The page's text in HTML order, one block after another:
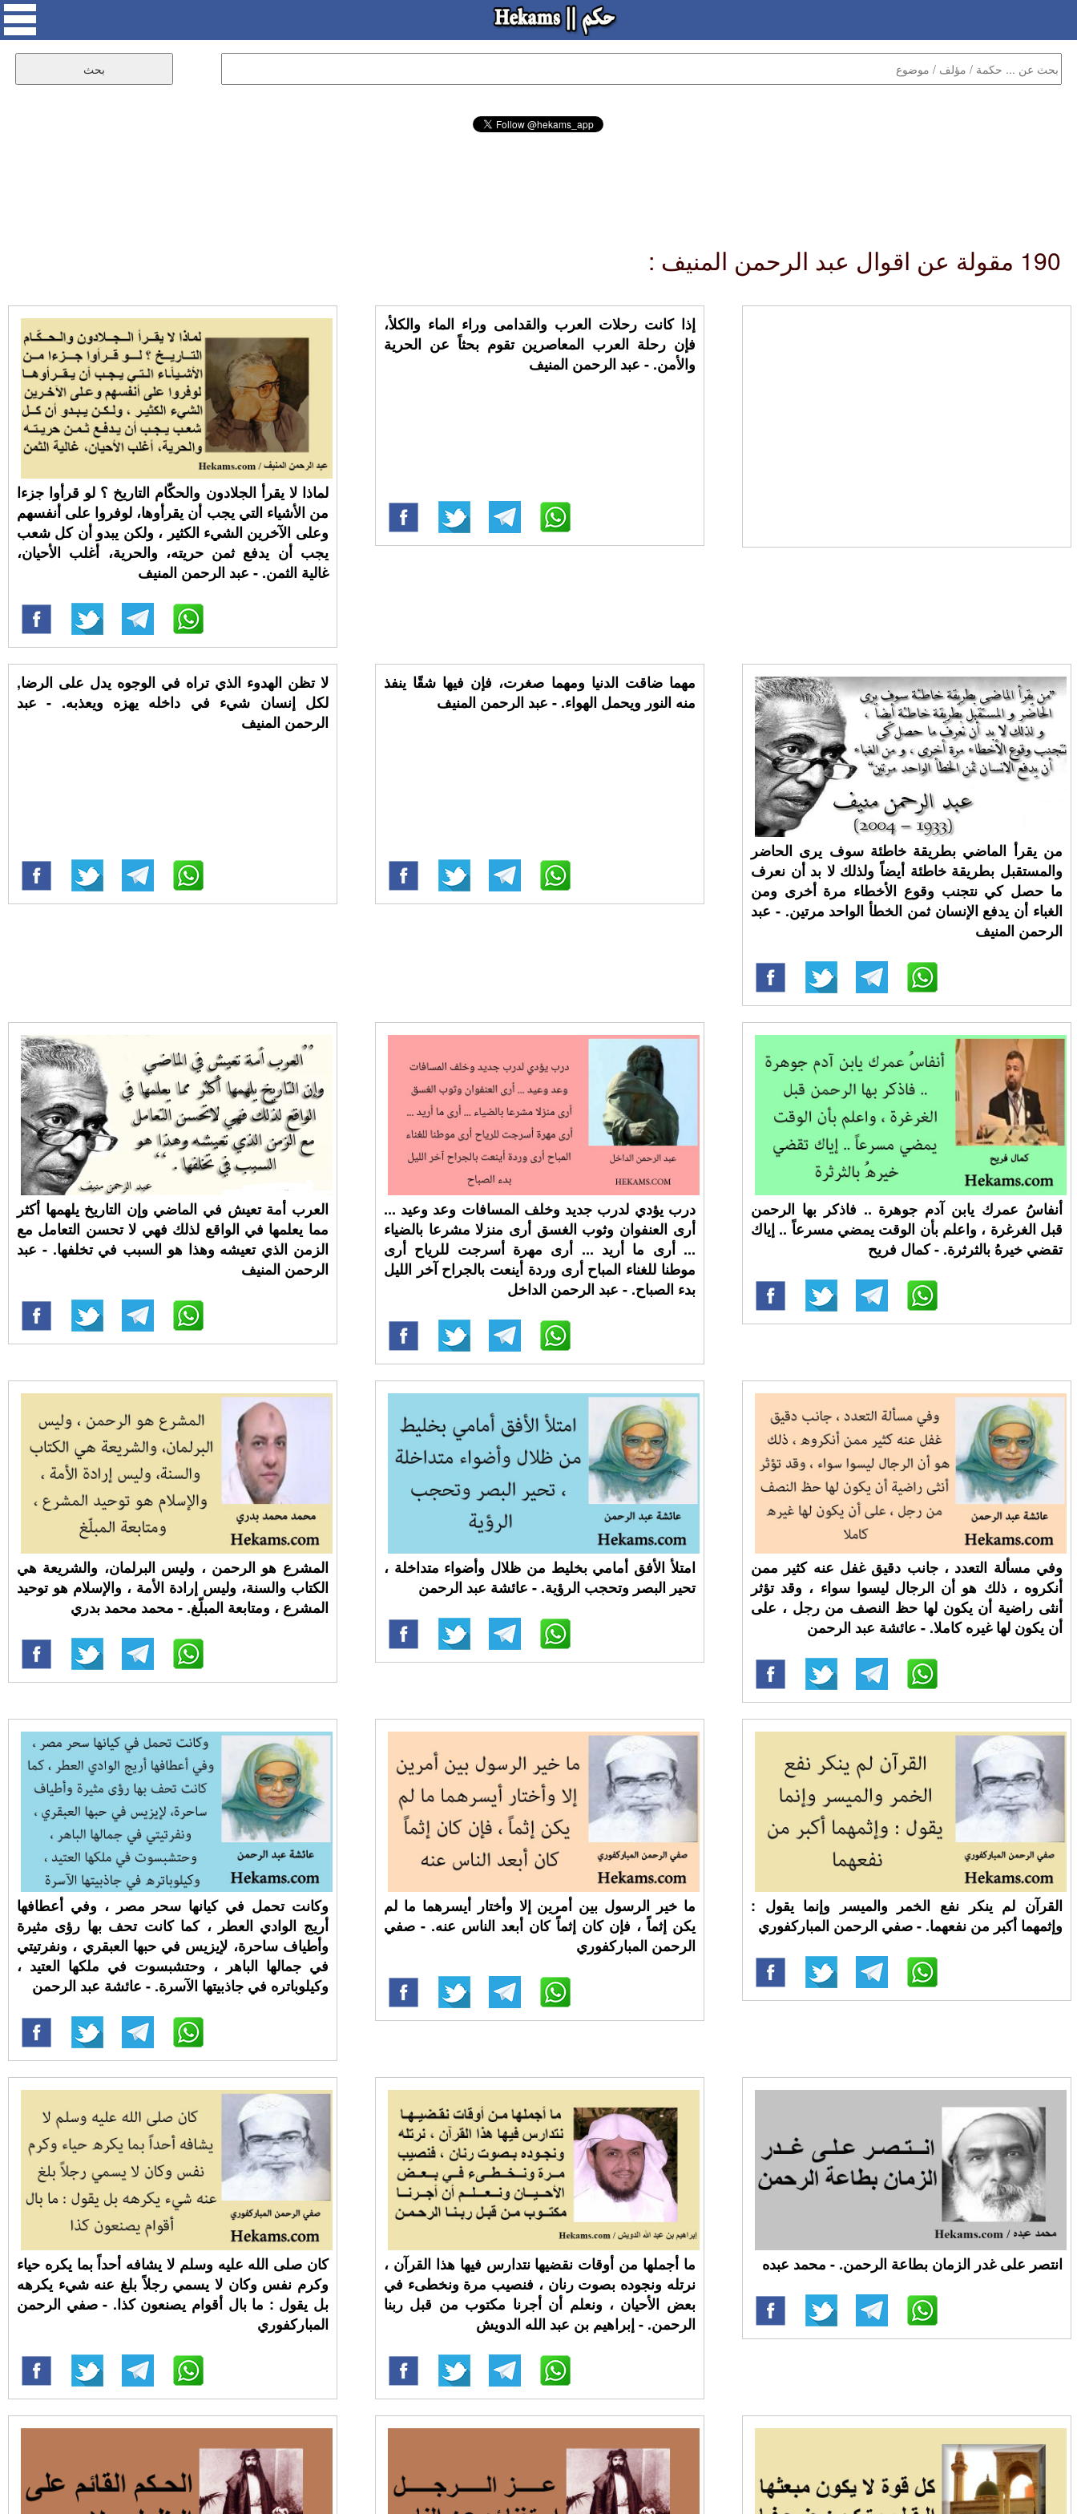
190 مقولة عن اقوال عبد الرحمن المنيف :
لماذا لا يقرأ الجلادون والحكّام التاريخ ؟ لو قرأوا جزءا
من الأشياء التي يجب أن يقرأوها، لوفروا على أنفسهم
وعلى الآخرين الشيء الكثير ، ولكن يبدو أن كل شعب
يجب أن يدفع ثمن حريته، والحرية، أغلب الأحيان،
غالية الثمن. - عبد الرحمن المنيف
إذا كانت رحلات العرب والقدامى وراء الماء والكلأ،
فإن رحلة العرب المعاصرين تقوم بحثاً عن الحرية
والأمن. - عبد الرحمن المنيف
لا تظن الهدوء الذي تراه في الوجوه يدل على الرضا,
لكل إنسان شيء في داخله يهزه ويعذبه. - عبد
الرحمن المنيف
مهما ضاقت الدنيا ومهما صغرت، فإن فيها شقًا ينفذ
منه النور ويحمل الهواء. - عبد الرحمن المنيف
من يقرأ الماضي بطريقة خاطئة سوف يرى الحاضر
والمستقبل بطريقة خاطئة أيضاً ولذلك لا بد أن نعرف
ما حصل كي نتجنب وقوع الأخطاء مرة أخرى ومن
الغباء أن يدفع الإنسان ثمن الخطأ الواحد مرتين. - عبد
الرحمن المنيف
العرب أمة تعيش في الماضي وإن التاريخ يلهمها أكثر
مما يعلمها في الواقع لذلك فهي لا تحسن التعامل مع
الزمن الذي تعيشه وهذا هو السبب في تخلفها. - عبد
الرحمن المنيف
درب يؤدي لدرب جديد وخلف المسافات وعد وعيد ...
أرى العنفوان وثوب الغسق أرى منزلا مشرعا بالضياء
... أرى ما أريد ... أرى مهرة أسرجت للرياح أرى
موطنا للغناء المباح أرى وردة أينعت بالجراح آخر الليل
بدء الصباح. - عبد الرحمن الداخل
أنفاسُ عمرك يابن آدم جوهرة .. فاذكر بها الرحمن
قبل الغرغرة ، واعلم بأن الوقت يمضي مسرعاً .. إياك
تقضي خيرهُ بالثرثرة. - كمال فريح
المشرع هو الرحمن ، وليس البرلمان، والشريعة هي
الكتاب والسنة، وليس إرادة الأمة ، والإسلام هو توحيد
المشرع ، ومتابعة المبلّغ. - محمد محمد بدري
امتلأ الأفق أمامي بخليط من ظلال وأضواء متداخلة ،
تحير البصر وتحجب الرؤية. - عائشة عبد الرحمن
وفي مسألة التعدد ، جانب دقيق غفل عنه كثير ممن
أنكروه ، ذلك هو أن الرجال ليسوا سواء ، وقد تؤثر
أنثى راضية أن يكون لها حظ النصف من رجل ، على
أن يكون لها غيره كاملا. - عائشة عبد الرحمن
وكانت تحمل في كيانها سحر مصر ، وفي أعطافها
أريج الوادي العطر ، كما كانت تحف بها رؤى مثيرة
وأطياف ساحرة، لإيزيس في حبها العبقري ، ونفرتيتي
في جمالها الباهر ، وحتشبسوت في ملكها العتيد ،
وكيلوباتره في جاذبيتها الآسرة. - عائشة عبد الرحمن
ما خير الرسول بين أمرين إلا وأختار أيسرهما ما لم
يكن إثماً ، فإن كان إثماً كان أبعد الناس عنه. - صفي
الرحمن المباركفوري
القرآن لم ينكر نفع الخمر والميسر وإنما يقول :
وإثمهما أكبر من نفعهما. - صفي الرحمن المباركفوري
كان صلى الله عليه وسلم لا يشافه أحداً بما يكره حياء
وكرم نفس وكان لا يسمي رجلاً بلغ عنه شيء يكرهه
بل يقول : ما بال أقوام يصنعون كذا. - صفي الرحمن
المباركفوري
ما أجملها من أوقات نقضيها نتدارس فيها هذا القرآن ،
نرتله ونجوده بصوت رنان ، فنصيب مرة ونخطىء في
بعض الأحيان ، ونعلم أن أجرنا مكتوب من قبل ربنا
الرحمن. - إبراهيم بن عبد الله الدويش
انتصر على غدر الزمان بطاعة الرحمن. - محمد عبده